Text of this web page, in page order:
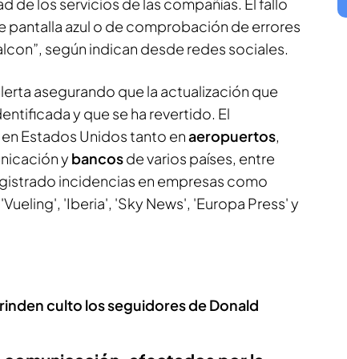
pantalla azul o de comprobación de errores
según indican desde redes sociales.
asegurando que la actualización que
y que se ha revertido. El
Estados Unidos tanto enaeropuertos,
y bancosde varios países, entre
incidencias en empresas como
'Iberia', 'Sky News', 'Europa Press' y
culto los seguidores de Donald